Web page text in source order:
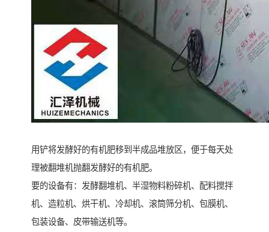
用铲将发酵好的有机肥移到半成品堆放区，便于每天处
理被翻堆机抛翻发酵好的有机肥。
要的设备有：发酵翻堆机、半湿物料粉碎机、配料搅拌
机、造粒机、烘干机、冷却机、滚筒筛分机、包膜机、
包装设备、皮带输送机等。